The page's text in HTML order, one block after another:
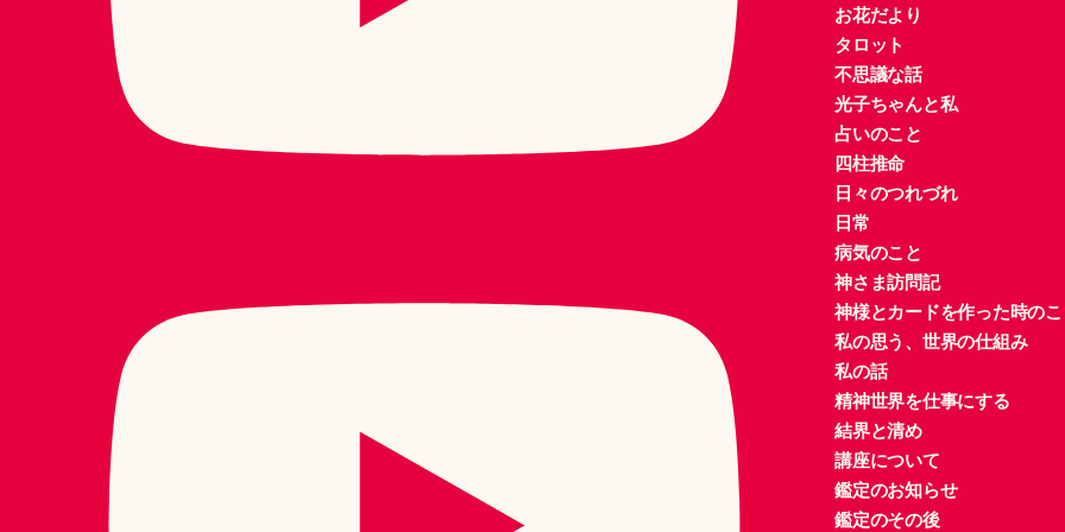
お花だより
タロット
不思議な話
光子ちゃんと私
占いのこと
四柱推命
日々のつれづれ
日常
病気のこと
神さま訪問記
神様とカードを作った時の
私の思う、世界の仕組み
私の話
精神世界を仕事にする
結界と清め
講座について
鑑定のお知らせ
鑑定のその後